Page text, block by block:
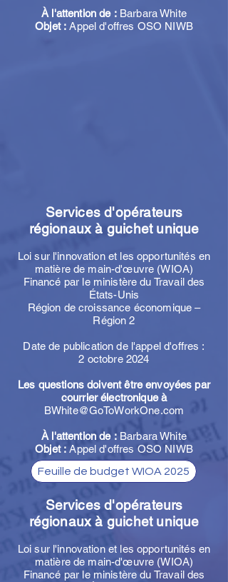
À l'attention de :Barbara White
Objet : Appel d'offres OSO NIWB
Services d'opérateurs
régionaux à guichet unique
Loi sur l'innovation et les opportunités en
matière de main-d'œuvre (WIOA)
Financé par le ministère du Travail des
États-Unis
Région de croissance économique –
Région 2
Date de publication de l'appel d'offres :
2 octobre 2024
Les questions doivent être envoyées par
courrier électronique à
BWhite@GoToWorkOne.com
À l'attention de :Barbara White
Objet : Appel d'offres OSO NIWB
Feuille de budget WIOA 2025
Services d'opérateurs
régionaux à guichet unique
Loi sur l'innovation et les opportunités en
matière de main-d'œuvre (WIOA)
Financé par le ministère du Travail des